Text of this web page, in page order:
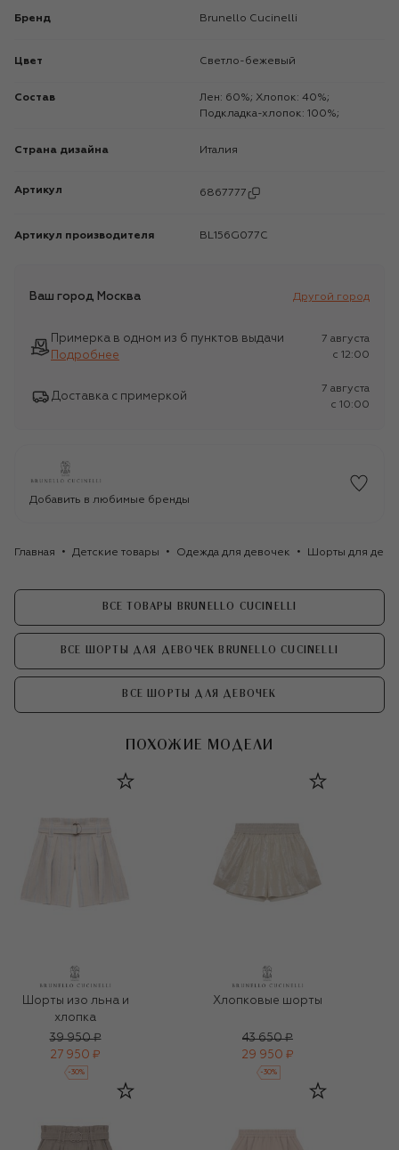
Бренд Brunello Cucinelli
Цвет Светло-бежевый
Состав
Лен: 60%; Хлопок: 40%;
Подкладка-хлопок: 100%;
Страна дизайна Италия
Артикул 6867777
Артикул производителя BL156G077C
Ваш город Москва Другой город
Примерка в одном из 6 пунктов выдачи
Подробнее
7 августа
c 12:00
Доставка с примеркой
7 августа
c 10:00
Добавить в любимые бренды
Главная Детские товары Одежда для девочек Шорты для
ВСЕ ТОВАРЫ BRUNELLO CUCINELLI
ВСЕ ШОРТЫ ДЛЯ ДЕВОЧЕК BRUNELLO CUCINELLI
ВСЕ ШОРТЫ ДЛЯ ДЕВОЧЕК
ПОХОЖИЕ МОДЕЛИ
Шорты изо льна и
хлопка
39 950 ₽
27 950 ₽
-30%
Хлопковые шорты
43 650 ₽
29 950 ₽
-30%